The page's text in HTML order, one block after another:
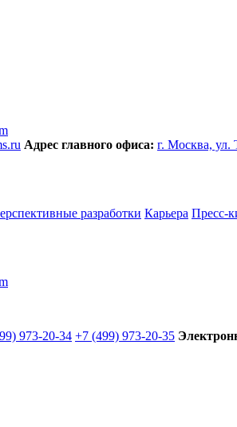
Адрес главного офиса: г. Москва, ул.
разработки Карьера Пресс-
973-20-34 +7 (499) 973-20-35